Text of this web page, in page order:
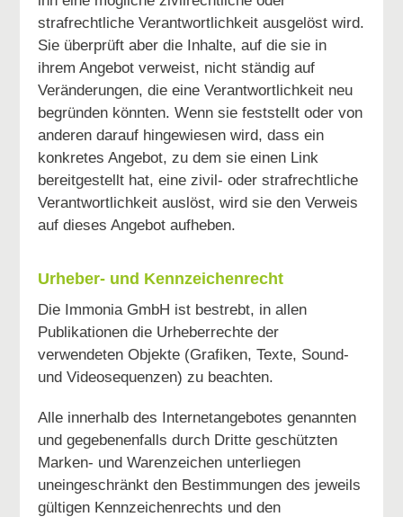
strafrechtliche Verantwortlichkeit ausgelöst wird.
Sie überprüft aber die Inhalte, auf die sie in
ihrem Angebot verweist, nicht ständig auf
Veränderungen, die eine Verantwortlichkeit neu
begründen könnten. Wenn sie feststellt oder von
anderen darauf hingewiesen wird, dass ein
konkretes Angebot, zu dem sie einen Link
bereitgestellt hat, eine zivil- oder strafrechtliche
Verantwortlichkeit auslöst, wird sie den Verweis
auf dieses Angebot aufheben.
Urheber- und Kennzeichenrecht
Die Immonia GmbH ist bestrebt, in allen
Publikationen die Urheberrechte der
verwendeten Objekte (Grafiken, Texte, Sound-
und Videosequenzen) zu beachten.
Alle innerhalb des Internetangebotes genannten
und gegebenenfalls durch Dritte geschützten
Marken- und Warenzeichen unterliegen
uneingeschränkt den Bestimmungen des jeweils
gültigen Kennzeichenrechts und den